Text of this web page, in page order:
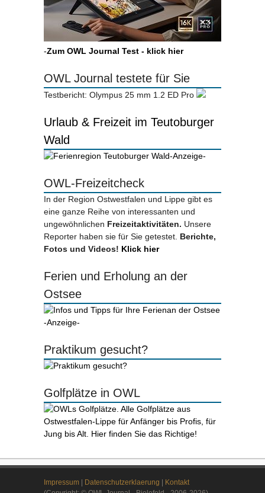
-Zum OWL Journal Test - klick hier
OWL Journal testete für Sie
Testbericht: Olympus 25 mm 1.2 ED Pro
Urlaub & Freizeit im Teutoburger
Wald
-Anzeige-
OWL-Freizeitcheck
In der Region Ostwestfalen und Lippe gibt es
eine ganze Reihe von interessanten und
ungewöhnlichen Freizeitaktivitäten. Unsere
Reporter haben sie für Sie getestet. Berichte,
Fotos und Videos! Klick hier
Ferien und Erholung an der
Ostsee
-Anzeige-
Praktikum gesucht?
Golfplätze in OWL
Impressum Datenschutzerklaerung
Kontakt